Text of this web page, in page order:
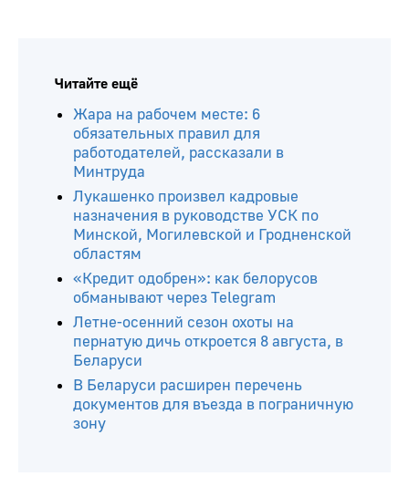
Читайте ещё
Жара на рабочем месте: 6
обязательных правил для
работодателей, рассказали в
Минтруда
Лукашенко произвел кадровые
назначения в руководстве УСК по
Минской, Могилевской и Гродненской
областям
«Кредит одобрен»: как белорусов
обманывают через Telegram
Летне-осенний сезон охоты на
пернатую дичь откроется 8 августа, в
Беларуси
В Беларуси расширен перечень
документов для въезда в пограничную
зону